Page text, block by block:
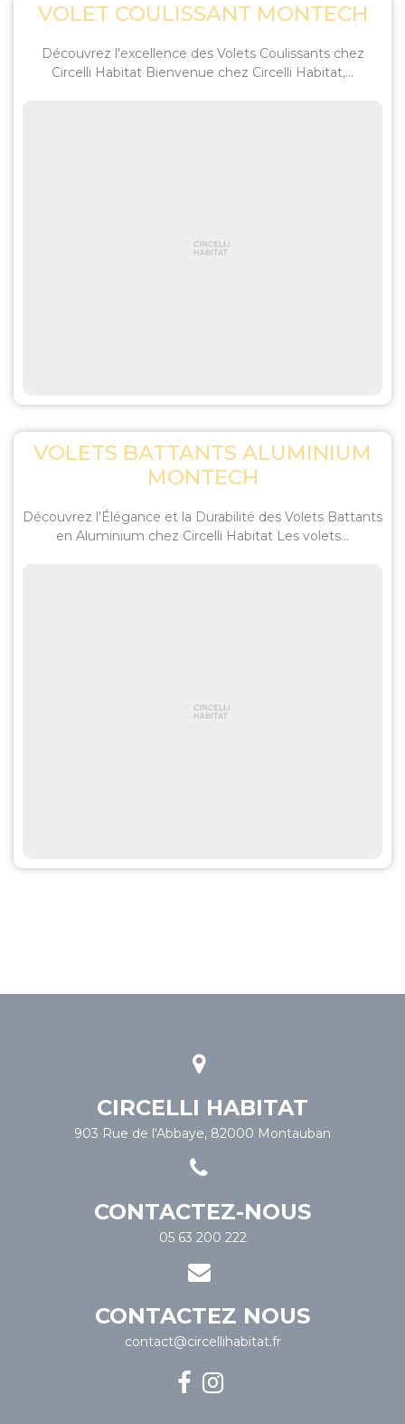
VOLET COULISSANT MONTECH
Découvrez l'excellence des Volets Coulissants chez
Circelli Habitat Bienvenue chez Circelli Habitat,...
VOLETS BATTANTS ALUMINIUM
MONTECH
Découvrez l'Élégance et la Durabilité des Volets Battants
en Aluminium chez Circelli Habitat Les volets...
CIRCELLI HABITAT
903 Rue de l'Abbaye, 82000 Montauban
CONTACTEZ-NOUS
05 63 200 222
CONTACTEZ NOUS
contact@circellihabitat.fr